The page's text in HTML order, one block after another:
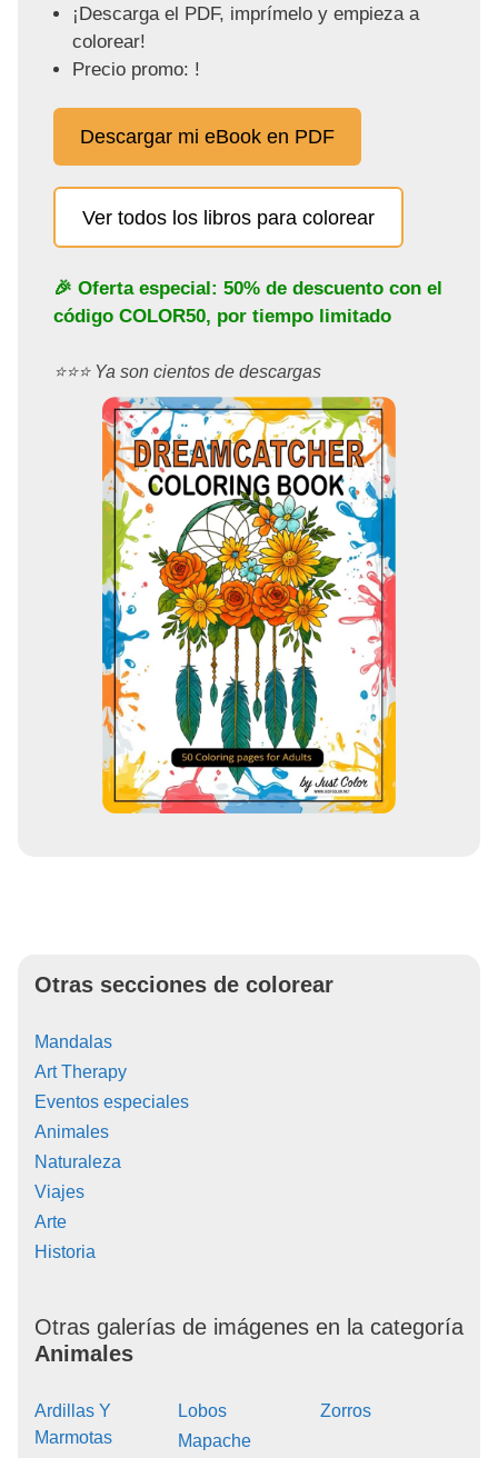
¡Descarga el PDF, imprímelo y empieza a
colorear!
Precio promo: !
Descargar mi eBook en PDF
Ver todos los libros para colorear
🎉 Oferta especial: 50% de descuento con el
código COLOR50, por tiempo limitado
⭐️⭐️⭐️ Ya son cientos de descargas
Otras secciones de colorear
Mandalas
Art Therapy
Eventos especiales
Animales
Naturaleza
Viajes
Arte
Historia
Otras galerías de imágenes en la categoría
Animales
Ardillas Y
Marmotas
Lobos
Mapache
Zorros